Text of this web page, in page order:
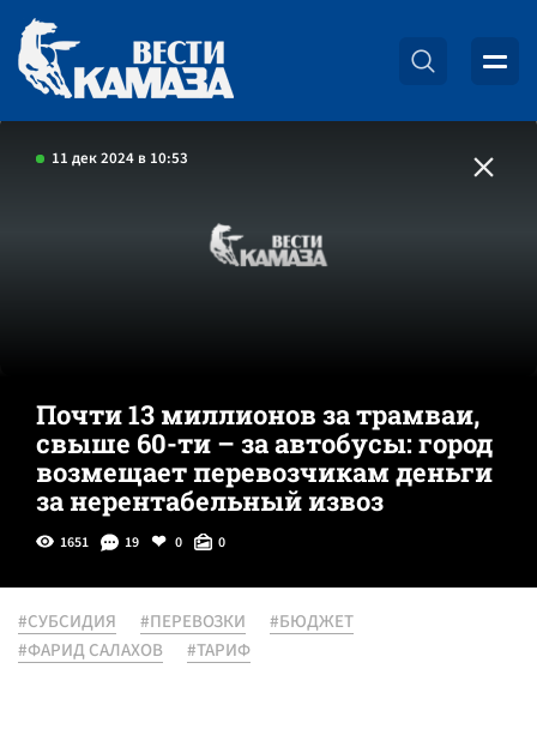
11 дек 2024 в 10:53
Почти 13 миллионов за трамваи,
свыше 60-ти – за автобусы: город
возмещает перевозчикам деньги
за нерентабельный извоз
1651 19 0 0
#СУБСИДИЯ #ПЕРЕВОЗКИ
#БЮДЖЕТ
#ФАРИД САЛАХОВ
#ТАРИФ